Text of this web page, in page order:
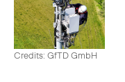
Credits: GfTD GmbH